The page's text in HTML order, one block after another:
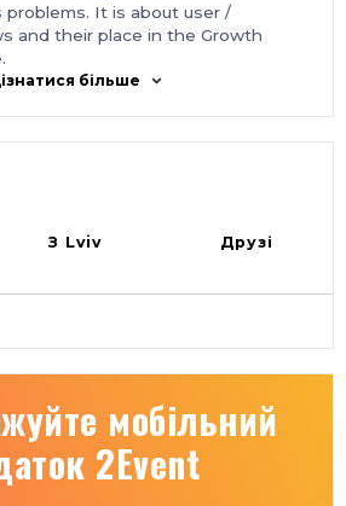
problems. It is about user /
and their place in the Growth
більше
З Lviv Друзі
мобільний
2Event